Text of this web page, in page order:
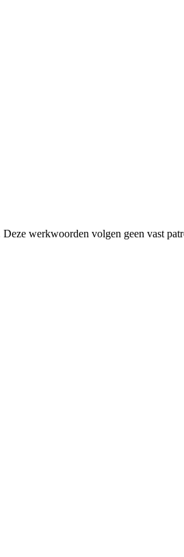
werkwoorden volgen geen vast